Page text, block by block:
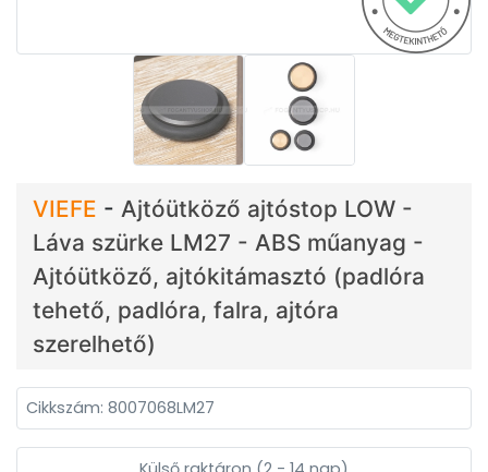
VIEFE - Ajtóütköző ajtóstop LOW -
Láva szürke LM27 - ABS műanyag -
Ajtóütköző, ajtókitámasztó (padlóra
tehető, padlóra, falra, ajtóra
szerelhető)
Cikkszám: 8007068LM27